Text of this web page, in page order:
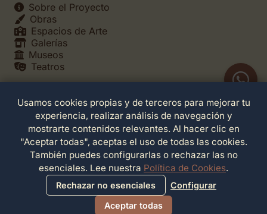
Sobre el Proyecto
Obras
Espacios de Arte
Galerías
Museos
Teatros
Legales
Política de Privacidad
Política de Cookies
Configuración de Cookies
Términos de Servicio
Contacto
Usamos cookies propias y de terceros para mejorar tu
experiencia, realizar análisis de navegación y
mostrarte contenidos relevantes. Al hacer clic en
"Aceptar todas", aceptas el uso de todas las cookies.
También puedes configurarlas o rechazar las no
esenciales. Lee nuestra Política de Cookies.
Rechazar no esenciales
Configurar
Aceptar todas